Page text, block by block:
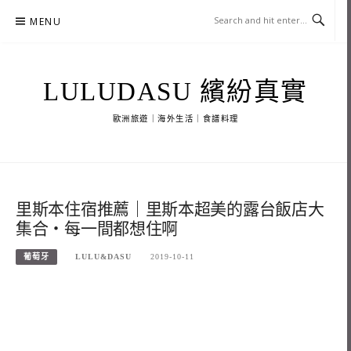
MENU
LULUDASU 繽紛真實
歐洲旅遊｜海外生活｜食譜料理
里斯本住宿推薦｜里斯本超美的露台飯店大
集合・每一間都想住啊
葡萄牙 LULU&DASU 2019-10-11